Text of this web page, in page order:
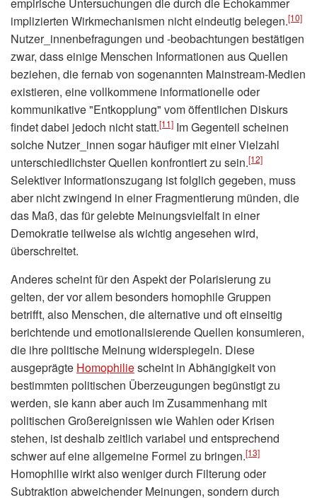
implizierten Wirkmechanismen nicht eindeutig belegen.[10]
Nutzer_innenbefragungen und -beobachtungen bestätigen
zwar, dass einige Menschen Informationen aus Quellen
beziehen, die fernab von sogenannten Mainstream-Medien
existieren, eine vollkommene informationelle oder
kommunikative "Entkopplung" vom öffentlichen Diskurs
findet dabei jedoch nicht statt.[11] Im Gegenteil scheinen
solche Nutzer_innen sogar häufiger mit einer Vielzahl
unterschiedlichster Quellen konfrontiert zu sein.[12]
Selektiver Informationszugang ist folglich gegeben, muss
aber nicht zwingend in einer Fragmentierung münden, die
das Maß, das für gelebte Meinungsvielfalt in einer
Demokratie teilweise als wichtig angesehen wird,
überschreitet.
Anderes scheint für den Aspekt der Polarisierung zu
gelten, der vor allem besonders homophile Gruppen
betrifft, also Menschen, die alternative und oft einseitig
berichtende und emotionalisierende Quellen konsumieren,
die ihre politische Meinung widerspiegeln. Diese
ausgeprägte Homophiliescheint in Abhängigkeit von
bestimmten politischen Überzeugungen begünstigt zu
werden, sie kann aber auch im Zusammenhang mit
politischen Großereignissen wie Wahlen oder Krisen
stehen, ist deshalb zeitlich variabel und entsprechend
schwer auf eine allgemeine Formel zu bringen.[13]
Homophilie wirkt also weniger durch Filterung oder
Subtraktion abweichender Meinungen, sondern durch